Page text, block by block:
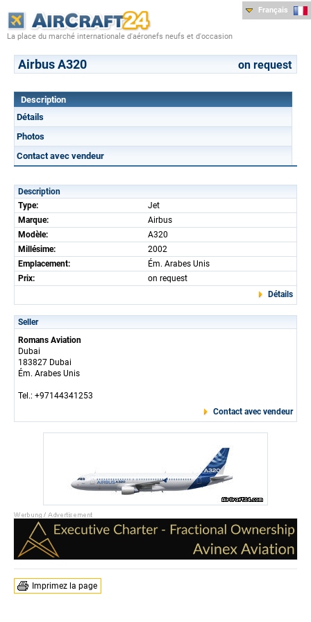
La place du marché internationale d'aéronefs neufs et d'occasion
Français
Airbus A320 on request
Description
Détails
Photos
Contact avec vendeur
Description
Type:
Jet
Marque:
Airbus
Modèle:
A320
Millésime:
2002
Emplacement:
Ém. Arabes Unis
Prix:
on request
Détails
Seller
Romans Aviation
Dubai
183827 Dubai
Ém. Arabes Unis
Tel.: +97144341253
Contact avec vendeur
Imprimez la page